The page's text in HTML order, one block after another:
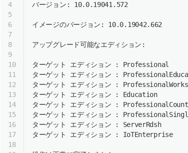
4
5
6
7
8
9
10
11
12
13
14
15
16
17
18
バージョン: 10.0.19041.572
イメージのバージョン: 10.0.19042.662
アップグレード可能なエディション:
ターゲット エディション : Professional
ターゲット エディション :
ターゲット エディション :
ターゲット エディション : Education
ターゲット エディション :
ターゲット エディション :
ターゲット エディション : ServerRdsh
ターゲット エディション : IoTEnterprise